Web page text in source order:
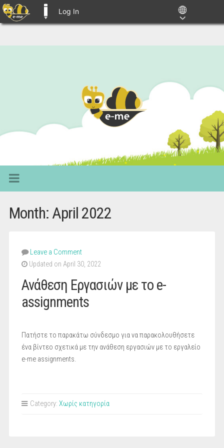
Log In
Month: April 2022
Leave a Comment
Updated on April 30, 2022
Ανάθεση Εργασιών με το e-
assignments
Πατήστε το παρακάτω σύνδεσμο για να παρακολουθήσετε
ένα βίντεο σχετικά με την ανάθεση εργασιών με το εργαλείο
e-me assignments.
Category: Χωρίς κατηγορία